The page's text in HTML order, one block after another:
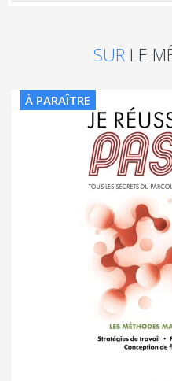
SUR LE
À PARAÎTRE